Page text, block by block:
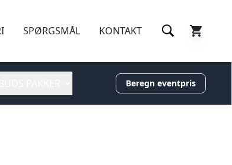
SPØRGSMÅL KONTAKT
Beregn eventpris